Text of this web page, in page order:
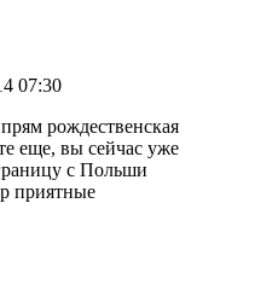
07:30
прям рождественская
еще, вы сейчас уже
с Польши
приятные